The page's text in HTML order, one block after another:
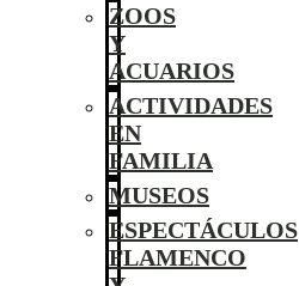
ZOOS
Y
ACUARIOS
ACTIVIDADES
EN
FAMILIA
MUSEOS
ESPECTÁCULOS
FLAMENCO